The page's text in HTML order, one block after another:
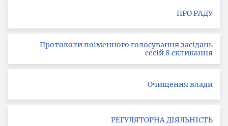
ПРО РАДУ
Протоколи поіменного голосування засідань
сесій 8 скликання
Очищення влади
РЕГУЛЯТОРНА ДІЯЛЬНІСТЬ